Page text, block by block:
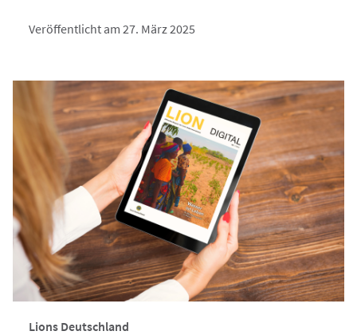
Veröffentlicht am 27. März 2025
Lions Deutschland